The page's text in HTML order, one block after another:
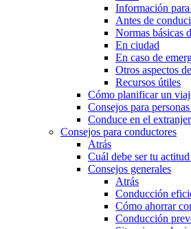
Información
Antes de
Normas básicas
En ciudad
En caso de
Otros aspectos
Recursos útiles
Cómo planificar un
Consejos para
Conduce en el
Consejos para conductores
Atrás
Cuál debe ser tu
Consejos generales
Atrás
Conducción
Cómo ahorrar
Conducción